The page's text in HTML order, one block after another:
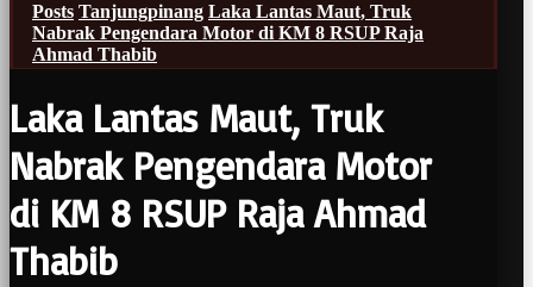
Posts Tanjungpinang Laka Lantas Maut, Truk
Nabrak Pengendara Motor di KM 8 RSUP Raja
Ahmad Thabib
Laka Lantas Maut, Truk
Nabrak Pengendara Motor
di KM 8 RSUP Raja Ahmad
Thabib